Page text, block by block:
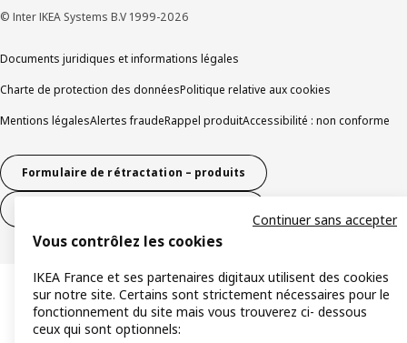
© Inter IKEA Systems B.V 1999-2026
Documents juridiques et informations légales
Charte de protection des donnéesPolitique relative aux cookies
Mentions légalesAlertes fraudeRappel produitAccessibilité : non conforme
Formulaire de rétractation – produits
Vous contrôlez les cookies
IKEA France et ses partenaires digitaux utilisent des cookies
sur notre site. Certains sont strictement nécessaires pour le
fonctionnement du site mais vous trouverez ci- dessous
ceux qui sont optionnels:
Continuer sans accepter